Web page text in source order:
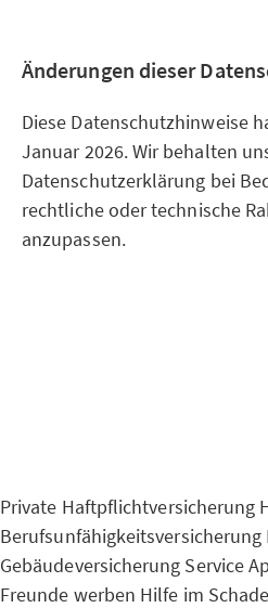
Änderungen dieser
Diese Datenschutzhinweise
Januar 2026. Wir behalten
Datenschutzerklärung bei
rechtliche oder technische
anzupassen.
Private Haftpflichtversicherung
Berufsunfähigkeitsversicherung
Gebäudeversicherung Service
Freunde werben Hilfe im